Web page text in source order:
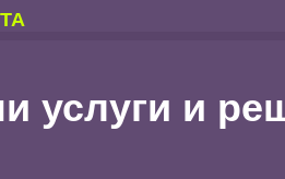
услуги и